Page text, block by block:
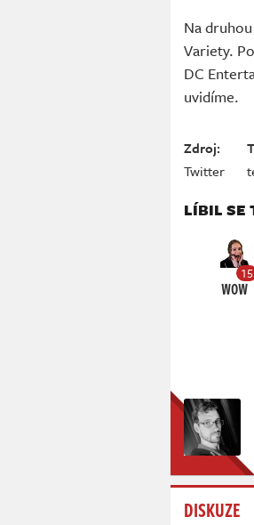
Na
Variety.
DC
uvidíme.
Zdroj:
Twitter
LÍBIL SE
15
WOW
DISKUZE